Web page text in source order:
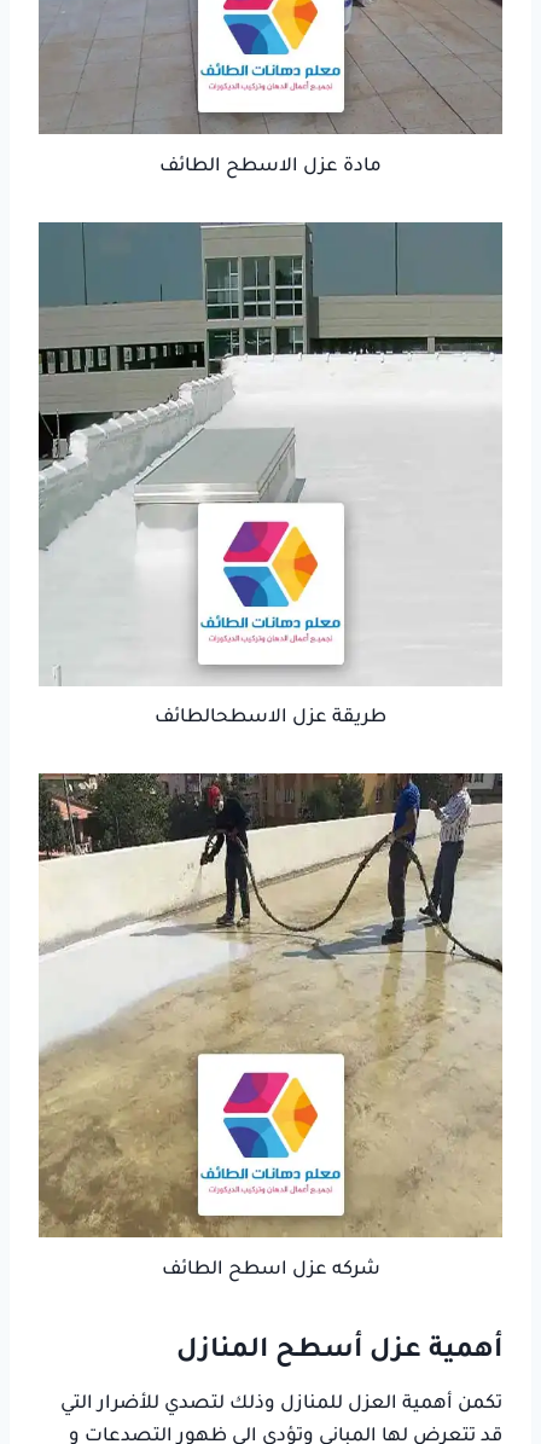
مادة عزل الاسطح الطائف
طريقة عزل الاسطحالطائف
شركه عزل اسطح الطائف
أهمية عزل أسطح المنازل
تكمن أهمية العزل للمنازل وذلك لتصدي للأضرار التي
قد تتعرض لها المباني وتؤدي الى ظهور التصدعات و